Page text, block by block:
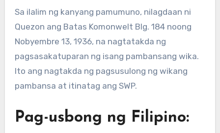
Sa ilalim ng kanyang pamumuno, nilagdaan ni
Quezon ang Batas Komonwelt Blg. 184 noong
Nobyembre 13, 1936, na nagtatakda ng
pagsasakatuparan ng isang pambansang wika.
Ito ang nagtakda ng pagsusulong ng wikang
pambansa at itinatag ang SWP.
Pag-usbong ng Filipino: